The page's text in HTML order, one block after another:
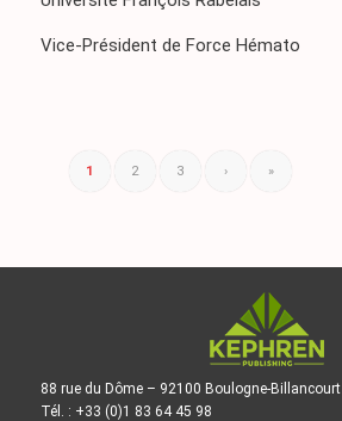
Vice-Président de Force Hémato
1 2 3 › »
88 rue du Dôme – 92100 Boulogne-Billancourt
Tél. : +33 (0)1 83 64 45 98